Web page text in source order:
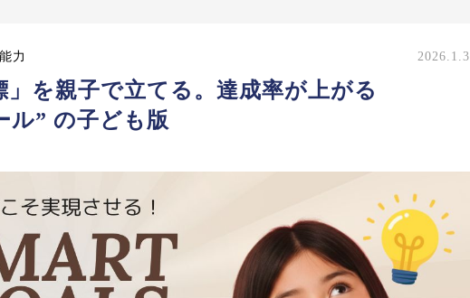
力 2026.1.3
」を親子で立てる。達成率が上がる
ル” の子ども版